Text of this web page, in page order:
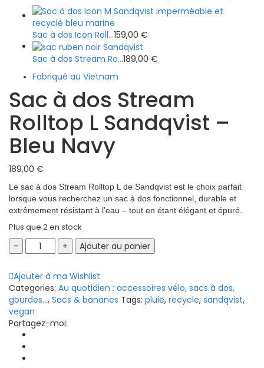
Sac à dos Icon Roll...159,00 €
Sac à dos Stream Ro...189,00 €
Fabriqué au Vietnam
Sac à dos Stream
Rolltop L Sandqvist –
Bleu Navy
189,00 €
Le sac à dos Stream Rolltop L de Sandqvist est le choix parfait
lorsque vous recherchez un sac à dos fonctionnel, durable et
extrêmement résistant à l’eau – tout en étant élégant et épuré.
Plus que 2 en stock
Sac
à
Stream
Rolltop
L
Sandqvist
-
Bleu
Navy
quantity
Ajouter au panier
Ajouter à ma Wishlist
Categories: Au quotidien : accessoires vélo, sacs à dos,
gourdes..., Sacs & bananes Tags: pluie, recycle, sandqvist,
vegan
Partagez-moi: